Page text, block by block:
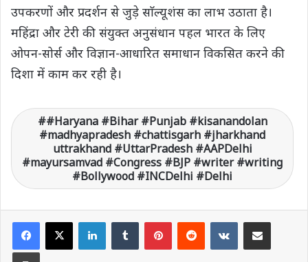
उपकरणों और प्रदर्शन से जुड़े साॅल्यूशंस का लाभ उठाता है।
महिंद्रा और टेरी की संयुक्त अनुसंधान पहल भारत के लिए
ओपन-सोर्स और विज्ञान-आधारित समाधान विकसित करने की
दिशा में काम कर रही है।
#Haryana #Bihar #Punjab #kisanandolan
#madhyapradesh #chattisgarh #jharkhand
uttrakhand #UttarPradesh #AAPDelhi
#mayursamvad #Congress #BJP #writer #writing
#Bollywood #INCDelhi #Delhi
LinkedIn VKontakte